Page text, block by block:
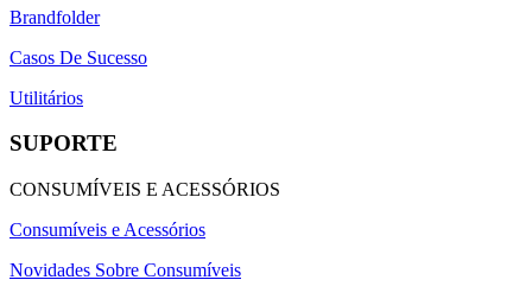
Brandfolder
Casos De Sucesso
Utilitários
SUPORTE
CONSUMÍVEIS E ACESSÓRIOS
Consumíveis e Acessórios
Novidades Sobre Consumíveis